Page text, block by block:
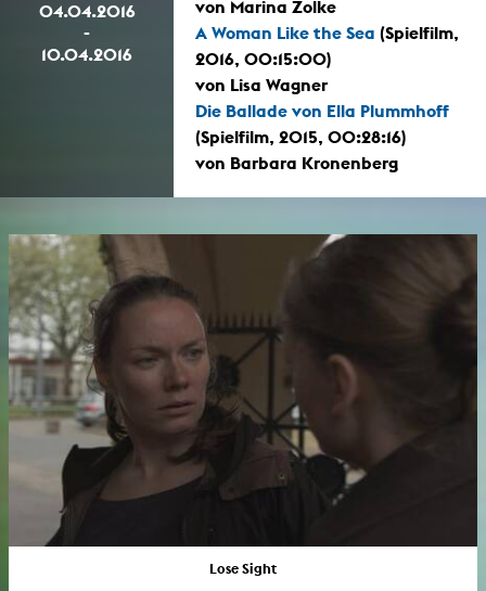
04.04.2016
-
10.04.2016
von Marina Zolke
A Woman Like the Sea (Spielfilm,
2016, 00:15:00)
von Lisa Wagner
Die Ballade von Ella Plummhoff
(Spielfilm, 2015, 00:28:16)
von Barbara Kronenberg
Lose Sight